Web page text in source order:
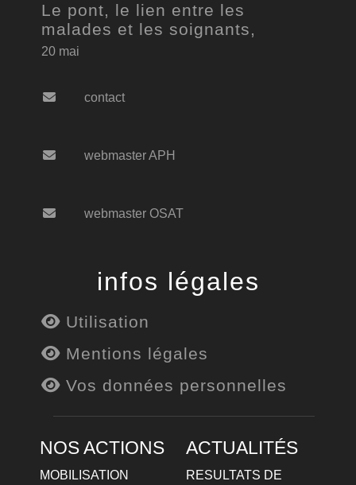
Le pont, le lien entre les
malades et les soignants,
20 mai
contact
webmaster APH
webmaster OSAT
infos légales
Utilisation
Mentions légales
Vos données personnelles
NOS ACTIONS
MOBILISATION
ACTUALITÉS
RESULTATS DE